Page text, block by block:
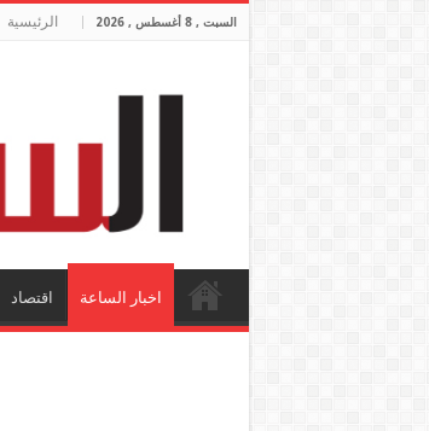
السبت , 8 أغسطس , 2026 الرئيسية
اخبار الساعة اقتصاد